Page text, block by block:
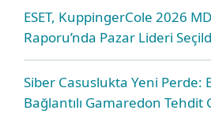
ESET, KuppingerCole 2026
Raporu’nda Pazar Lideri
Siber Casuslukta Yeni Perde:
Bağlantılı Gamaredon